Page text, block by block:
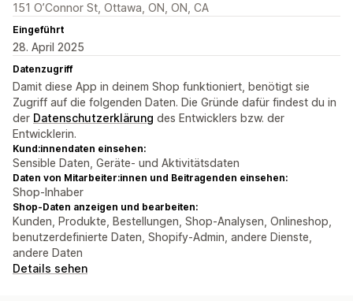
151 O’Connor St, Ottawa, ON, ON, CA
Eingeführt
28. April 2025
Datenzugriff
Damit diese App in deinem Shop funktioniert, benötigt sie
Zugriff auf die folgenden Daten. Die Gründe dafür findest du in
der Datenschutzerklärung des Entwicklers bzw. der
Entwicklerin.
Kund:innendaten einsehen:
Sensible Daten, Geräte- und Aktivitätsdaten
Daten von Mitarbeiter:innen und Beitragenden einsehen:
Shop-Inhaber
Shop-Daten anzeigen und bearbeiten:
Kunden, Produkte, Bestellungen, Shop-Analysen, Onlineshop,
benutzerdefinierte Daten, Shopify-Admin, andere Dienste,
andere Daten
Details sehen